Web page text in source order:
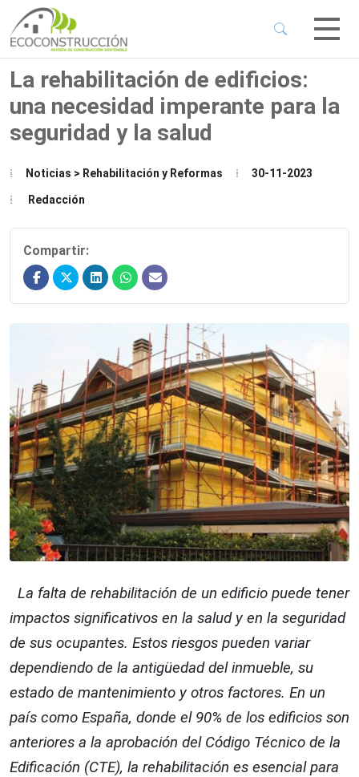
Menu
Menu
La rehabilitación de edificios:
una necesidad imperante para la
seguridad y la salud
Noticias > Rehabilitación y Reformas 30-11-2023
Redacción
Compartir:
La falta de rehabilitación de un edificio puede tener
impactos significativos en la salud y en la seguridad
de sus ocupantes. Estos riesgos pueden variar
dependiendo de la antigüedad del inmueble, su
estado de mantenimiento y otros factores. En un
país como España, donde el 90% de los edificios son
anteriores a la aprobación del Código Técnico de la
Edificación (CTE), la rehabilitación es esencial para